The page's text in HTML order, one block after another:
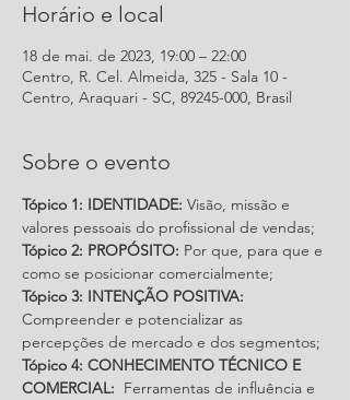
Horário e local
18 de mai. de 2023, 19:00 – 22:00
Centro, R. Cel. Almeida, 325 - Sala 10 -
Centro, Araquari - SC, 89245-000, Brasil
Sobre o evento
Tópico 1: IDENTIDADE: Visão, missão e
valores pessoais do profissional de vendas;
Tópico 2: PROPÓSITO: Por que, para que e
como se posicionar comercialmente;
Tópico 3: INTENÇÃO POSITIVA:
Compreender e potencializar as
percepções de mercado e dos segmentos;
Tópico 4: CONHECIMENTO TÉCNICO E
COMERCIAL: Ferramentas de influência e